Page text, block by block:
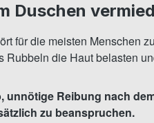
Duschen
für die meisten Menschen
die Haut belasten
unnötige Reibung nach
zu beanspruchen.